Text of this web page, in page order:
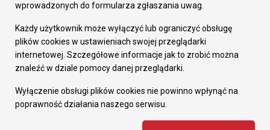
Oferty inwestycyjne
Pozostałe
Deklaracja dostępności
Dane osobowe
Dodaj opinię o witrynie
wprowadzonych do formularza zgłaszania uwag.
Każdy użytkownik może wyłączyć lub ograniczyć obsługę
plików cookies w ustawieniach swojej przeglądarki
internetowej. Szczegółowe informacje jak to zrobić można
znaleźć w dziale pomocy danej przeglądarki.
Wyłączenie obsługi plików cookies nie powinno wpłynąć na
poprawność działania naszego serwisu.